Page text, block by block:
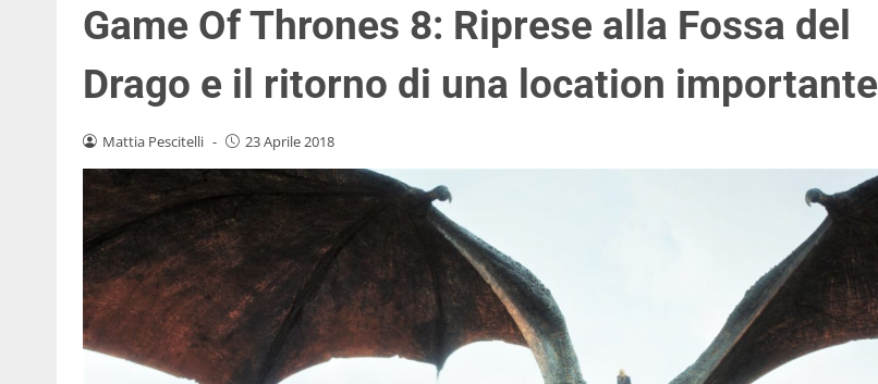
Game Of Thrones 8: Riprese alla Fossa del
Drago e il ritorno di una location importante
Mattia Pescitelli - 23 Aprile 2018